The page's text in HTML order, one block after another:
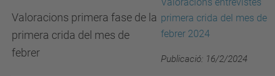
Valoracions primera fase de la
primera crida del mes de
febrer
primera crida del mes de
febrer 2024
Publicació: 16/2/2024